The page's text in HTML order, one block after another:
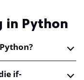
in Python
if-